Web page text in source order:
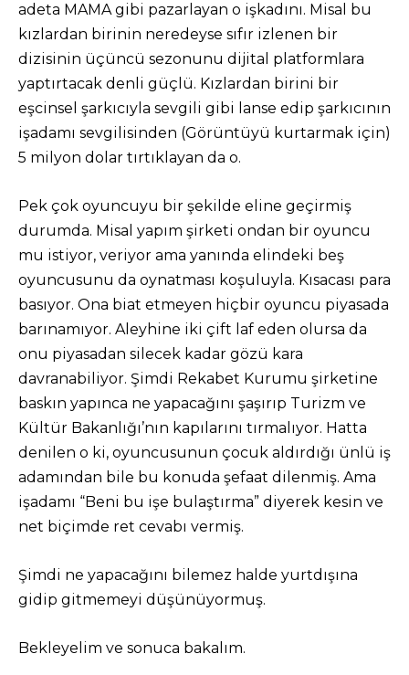
adeta MAMA gibi pazarlayan o işkadını. Misal bu
kızlardan birinin neredeyse sıfır izlenen bir
dizisinin üçüncü sezonunu dijital platformlara
yaptırtacak denli güçlü. Kızlardan birini bir
eşcinsel şarkıcıyla sevgili gibi lanse edip şarkıcının
işadamı sevgilisinden (Görüntüyü kurtarmak için)
5 milyon dolar tırtıklayan da o.
Pek çok oyuncuyu bir şekilde eline geçirmiş
durumda. Misal yapım şirketi ondan bir oyuncu
mu istiyor, veriyor ama yanında elindeki beş
oyuncusunu da oynatması koşuluyla. Kısacası para
basıyor. Ona biat etmeyen hiçbir oyuncu piyasada
barınamıyor. Aleyhine iki çift laf eden olursa da
onu piyasadan silecek kadar gözü kara
davranabiliyor. Şimdi Rekabet Kurumu şirketine
baskın yapınca ne yapacağını şaşırıp Turizm ve
Kültür Bakanlığı’nın kapılarını tırmalıyor. Hatta
denilen o ki, oyuncusunun çocuk aldırdığı ünlü iş
adamından bile bu konuda şefaat dilenmiş. Ama
işadamı “Beni bu işe bulaştırma” diyerek kesin ve
net biçimde ret cevabı vermiş.
Şimdi ne yapacağını bilemez halde yurtdışına
gidip gitmemeyi düşünüyormuş.
Bekleyelim ve sonuca bakalım.